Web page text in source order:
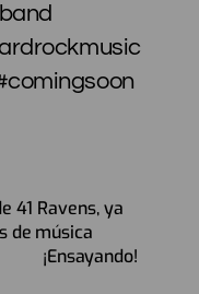
41 Ravens, ya
de música
¡Ensayando!